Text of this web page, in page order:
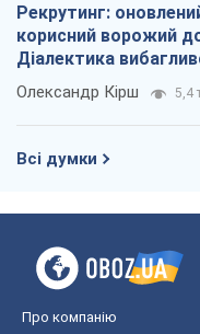
Рекрутинг:
корисний ворожий
Діалектика
Олександр Кірш 5,4
Всі думки
Про компанію